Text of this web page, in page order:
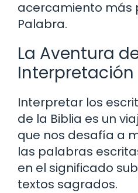
acercamiento más
Palabra.
La Aventura
Interpretación
Interpretar los
de la Biblia es un
que nos desafía a
las palabras
en el significado
textos sagrados.